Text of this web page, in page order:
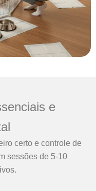
e
certo e controle de
sessões de 5-10